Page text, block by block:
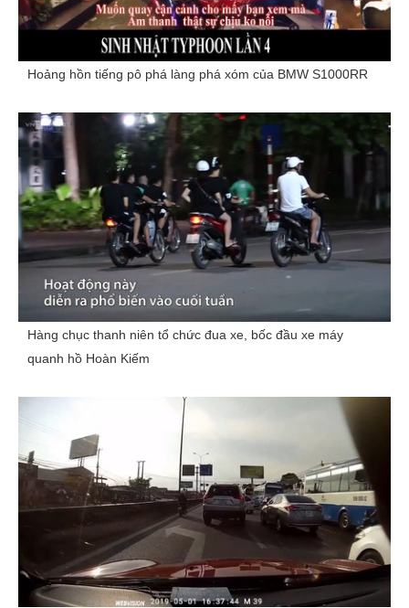
Hoảng hồn tiếng pô phá làng phá xóm của BMW S1000RR
Hàng chục thanh niên tổ chức đua xe, bốc đầu xe máy
quanh hồ Hoàn Kiếm